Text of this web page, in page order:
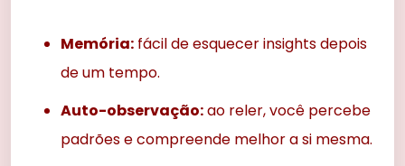
Memória: fácil de esquecer insights depois
de um tempo.
Auto-observação:ao reler, você percebe
padrões e compreende melhor a si mesma.